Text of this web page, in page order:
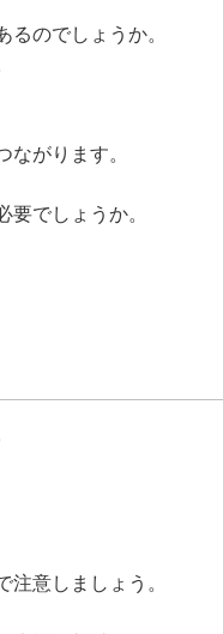
のでしょうか。
がります。
でしょうか。
意しましょう。